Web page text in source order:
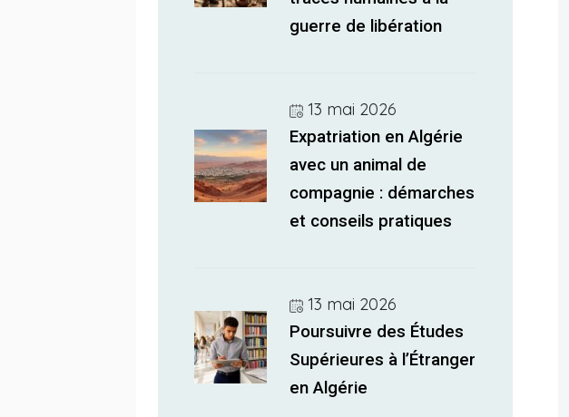
guerre de libération
13 mai 2026
Expatriation en Algérie
avec un animal de
compagnie : démarches
et conseils pratiques
13 mai 2026
Poursuivre des Études
Supérieures à l’Étranger
en Algérie